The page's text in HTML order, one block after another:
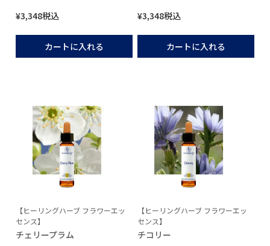
¥3,348税込
カートに入れる
¥3,348税込
カートに入れる
【ヒーリングハーブ フラワーエッ
センス】
チェリープラム
【ヒーリングハーブ フラワーエッ
センス】
チコリー